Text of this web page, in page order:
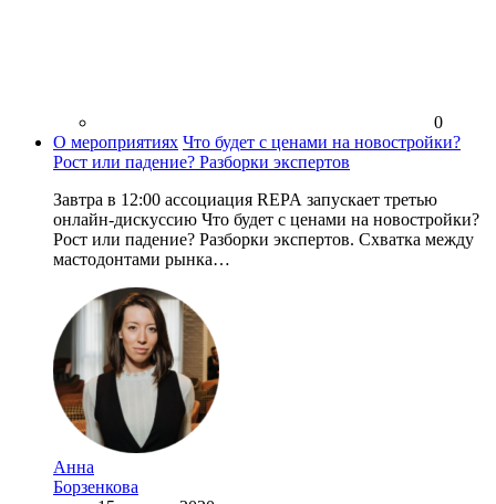
0
О мероприятиях Что будет с ценами на новостройки?
Рост или падение? Разборки экспертов
Завтра в 12:00 ассоциация REPA запускает третью
онлайн-дискуссию Что будет с ценами на новостройки?
Рост или падение? Разборки экспертов. Схватка между
мастодонтами рынка…
Анна
Борзенкова